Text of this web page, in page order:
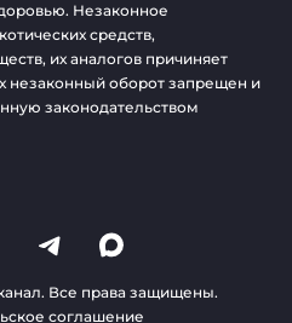
Незаконное
средств,
их аналогов причиняет
незаконный оборот запрещен и
законодательством
Все права защищены.
соглашение